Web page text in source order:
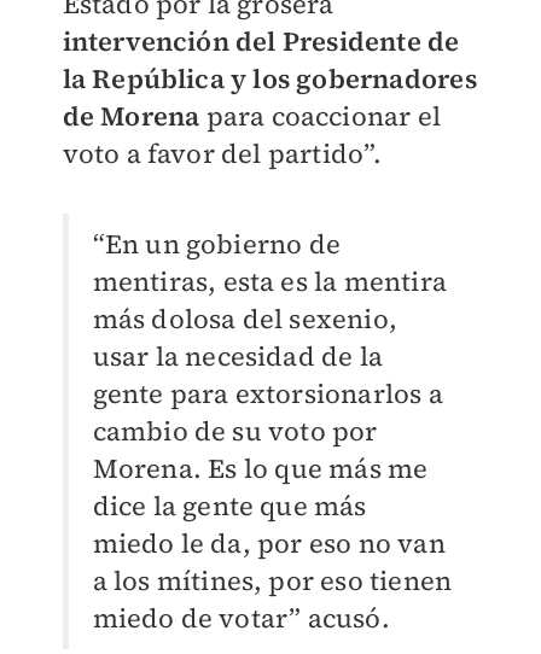
intervención del Presidente de
la República y los gobernadores
de Morena para coaccionar el
voto a favor del partido”.
“En un gobierno de
mentiras, esta es la mentira
más dolosa del sexenio,
usar la necesidad de la
gente para extorsionarlos a
cambio de su voto por
Morena.Es lo que más me
dice la gente que más
miedo le da, por eso no van
a los mítines, por eso tienen
miedo de votar” acusó.